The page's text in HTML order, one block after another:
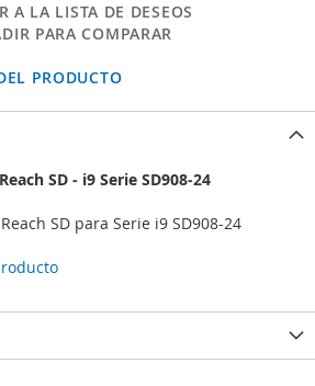
A LA LISTA DE DESEOS
PARA COMPARAR
PRODUCTO
SD - i9 Serie SD908-24
SD para Serie i9 SD908-24